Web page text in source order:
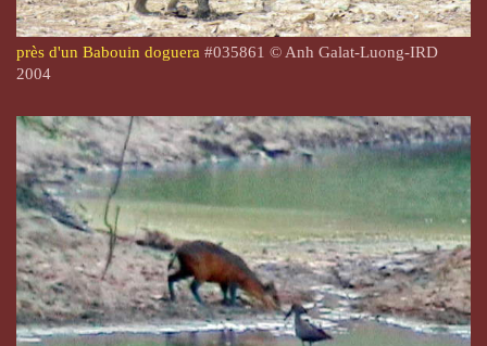
près d'un Babouin doguera #035861 © Anh Galat-Luong-IRD
2004